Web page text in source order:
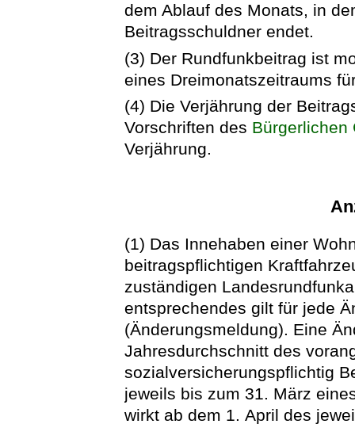
dem Ablauf des Monats, in
Beitragsschuldner endet.
(3) Der Rundfunkbeitrag ist
eines Dreimonatszeitraums
(4) Die Verjährung der
Vorschriften des Bürgerlichen
Verjährung.
(1) Das Innehaben einer
beitragspflichtigen
zuständigen
entsprechendes gilt für jede
(Änderungsmeldung). Eine
Jahresdurchschnitt des
sozialversicherungspflichtig
jeweils bis zum 31. März
wirkt ab dem 1. April des